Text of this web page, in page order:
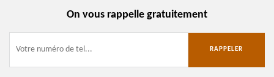
On vous rappelle gratuitement